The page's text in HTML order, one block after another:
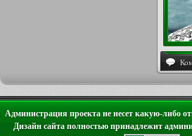
Администрация проекта не несет какую-либо
Дизайн сайта полностью принадлежит